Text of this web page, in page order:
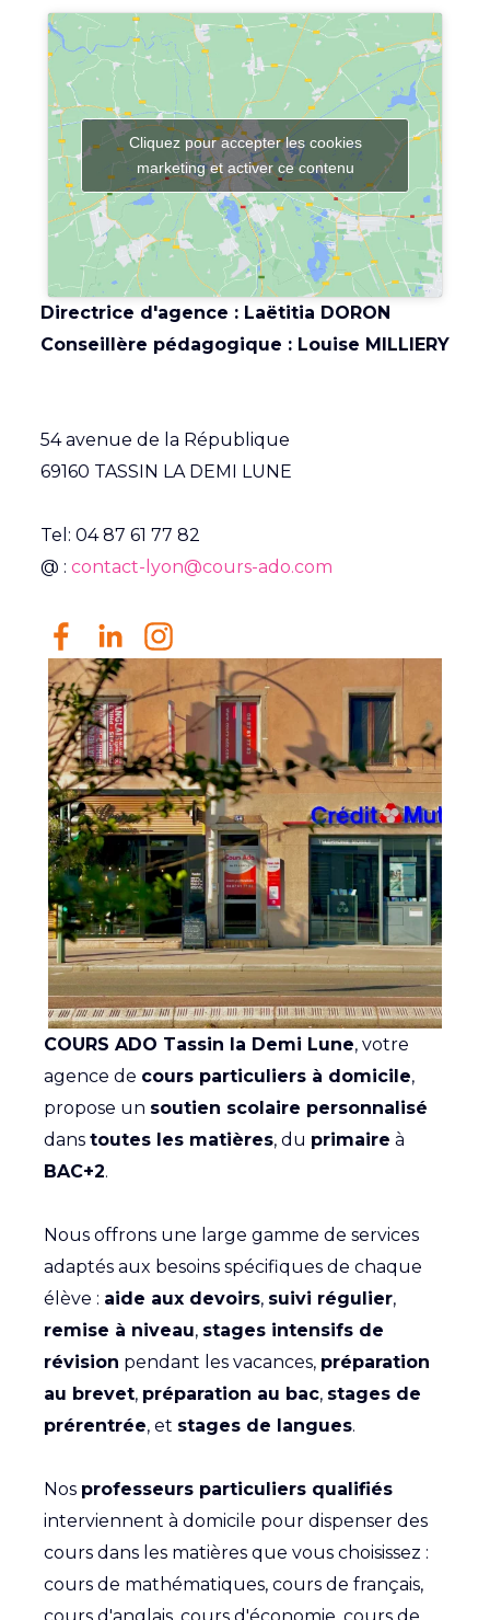
Cliquez pour accepter les cookies
marketing et activer ce contenu
Directrice d'agence : Laëtitia DORON
Conseillère pédagogique : Louise MILLIERY
54 avenue de la République
69160 TASSIN LA DEMI LUNE
Tel: 04 87 61 77 82
@ : contact-lyon@cours-ado.com
COURS ADO Tassin la Demi Lune, votre
agence de cours particuliers à domicile,
propose un soutien scolaire personnalisé
dans toutes les matières, du primaire à
BAC+2.
Nous offrons une large gamme de services
adaptés aux besoins spécifiques de chaque
élève : aide aux devoirs, suivi régulier,
remise à niveau, stages intensifs de
révision pendant les vacances, préparation
au brevet, préparation au bac, stages de
prérentrée, et stages de langues.
Nos professeurs particuliers qualifiés
interviennent à domicile pour dispenser des
cours dans les matières que vous choisissez :
cours de mathématiques, cours de français,
cours d'anglais, cours d'économie, cours de